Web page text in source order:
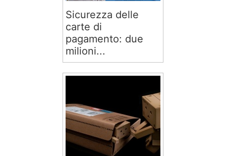
Sicurezza delle
carte di
pagamento: due
milioni...